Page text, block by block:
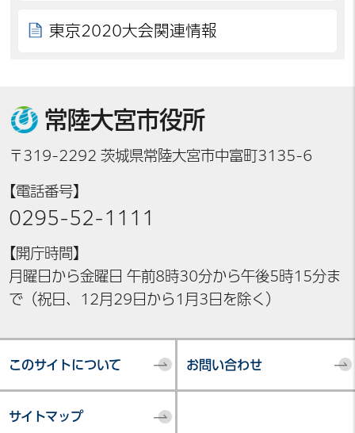
東京2020大会関連情報
常陸大宮市役所
〒319-2292 茨城県常陸大宮市中富町3135-6
【電話番号】
0295-52-1111
【開庁時間】
月曜日から金曜日 午前8時30分から午後5時15分ま
で（祝日、12月29日から1月3日を除く）
このサイトについて お問い合わせ
サイトマップ